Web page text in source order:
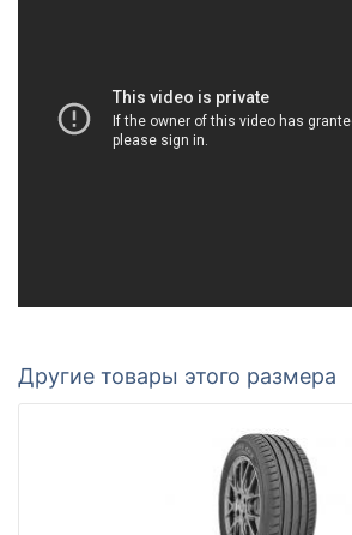
Другие товары этого размера